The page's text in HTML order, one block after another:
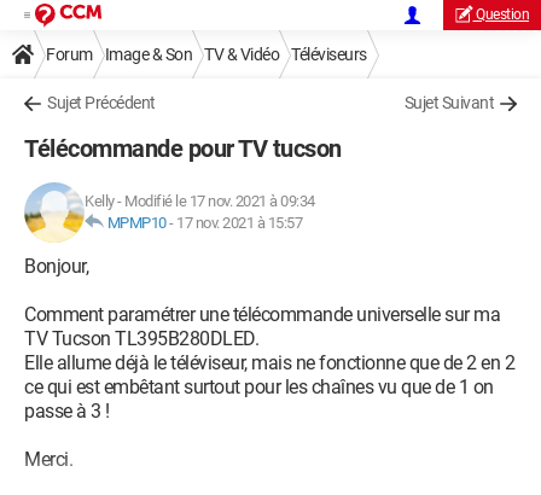
Question
Forum Image & Son TV & Vidéo Téléviseurs
Sujet Précédent Sujet Suivant
Télécommande pour TV tucson
Kelly- Modifié le 17 nov. 2021 à 09:34
MPMP10- 17 nov. 2021 à 15:57
Bonjour,
Comment paramétrer une télécommande universelle sur ma
TV Tucson TL395B280DLED.
Elle allume déjà le téléviseur, mais ne fonctionne que de 2 en 2
ce qui est embêtant surtout pour les chaînes vu que de 1 on
passe à 3 !
Merci.